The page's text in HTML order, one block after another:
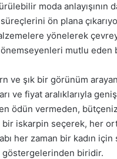
moda anlayışının
ön plana
yönelerek
önemseyenleri mutlu
ve şık bir görünüm
ve fiyat aralıklarıyla
ödün vermeden,
iskarpin seçerek, her
her zaman bir kadın
biridir.